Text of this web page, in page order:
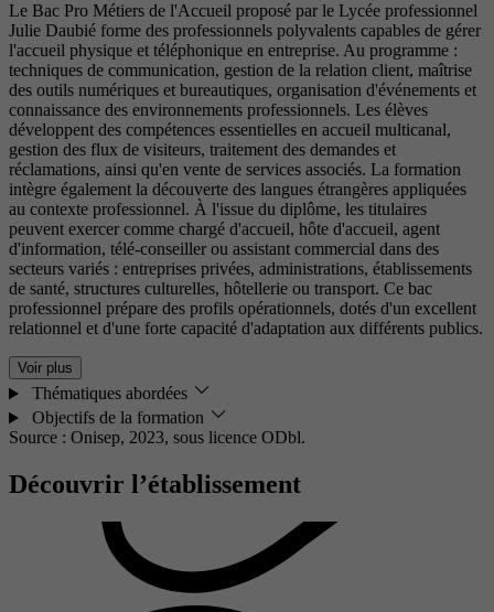
Le Bac Pro Métiers de l'Accueil proposé par le Lycée professionnel
Julie Daubié forme des professionnels polyvalents capables de gérer
l'accueil physique et téléphonique en entreprise. Au programme :
techniques de communication, gestion de la relation client, maîtrise
des outils numériques et bureautiques, organisation d'événements et
connaissance des environnements professionnels. Les élèves
développent des compétences essentielles en accueil multicanal,
gestion des flux de visiteurs, traitement des demandes et
réclamations, ainsi qu'en vente de services associés. La formation
intègre également la découverte des langues étrangères appliquées
au contexte professionnel. À l'issue du diplôme, les titulaires
peuvent exercer comme chargé d'accueil, hôte d'accueil, agent
d'information, télé-conseiller ou assistant commercial dans des
secteurs variés : entreprises privées, administrations, établissements
de santé, structures culturelles, hôtellerie ou transport. Ce bac
professionnel prépare des profils opérationnels, dotés d'un excellent
relationnel et d'une forte capacité d'adaptation aux différents publics.
Voir plus
Thématiques abordées
Objectifs de la formation
Source : Onisep, 2023, sous licence ODbl.
Découvrir l’établissement